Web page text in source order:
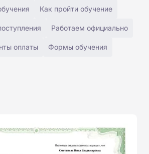
Как пройти обучение
Работаем официально
оплаты Формы обучения